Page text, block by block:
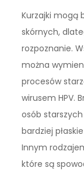
Kurzajki mogą
skórnych,
rozpoznanie.
można
procesów
wirusem HPV.
osób
bardziej
Innym
które są